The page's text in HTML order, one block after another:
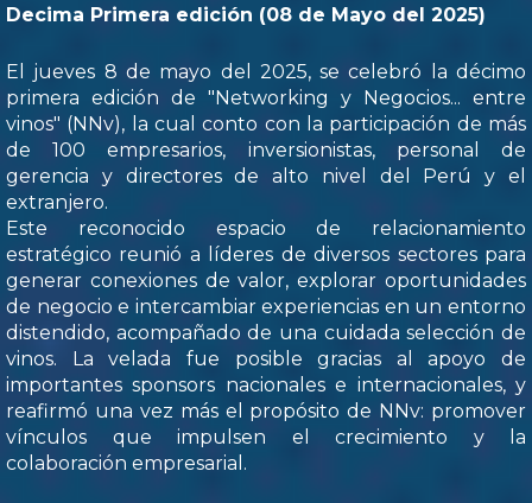
Decima Primera edición (08 de Mayo del 2025)
El jueves 8 de mayo del 2025, se celebró la décimo
primera edición de "Networking y Negocios... entre
vinos" (NNv), la cual conto con la participación de más
de 100 empresarios, inversionistas, personal de
gerencia y directores de alto nivel del Perú y el
extranjero.
Este reconocido espacio de relacionamiento
estratégico reunió a líderes de diversos sectores para
generar conexiones de valor, explorar oportunidades
de negocio e intercambiar experiencias en un entorno
distendido, acompañado de una cuidada selección de
vinos. La velada fue posible gracias al apoyo de
importantes sponsors nacionales e internacionales, y
reafirmó una vez más el propósito de NNv: promover
vínculos que impulsen el crecimiento y la
colaboración empresarial.